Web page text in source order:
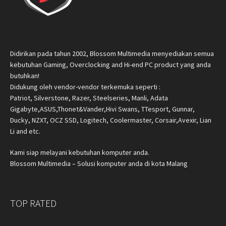
Didirikan pada tahun 2002, Blossom Multimedia menyediakan semua
kebutuhan Gaming, Overclocking and Hi-end PC product yang anda
butuhkan!
Didukung oleh vendor-vendor terkemuka seperti :
Patriot, Silverstone, Razer, Steelseries, Manli, Adata
Gigabyte,ASUS,Thonet&Vander,Hivi Swans, TTesport, Gunnar,
Ducky, NZXT, OCZ SSD, Logitech, Coolermaster, Corsair,Avexir, Lian
Li and etc.
Kami siap melayani kebutuhan komputer anda.
Blossom Multimedia – Solusi komputer anda di kota Malang
TOP RATED